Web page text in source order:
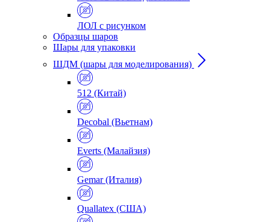
ЛОЛ с рисунком
Образцы шаров
Шары для упаковки
ШДМ (шары для моделирования)
512 (Китай)
Decobal (Вьетнам)
Everts (Малайзия)
Gemar (Италия)
Quallatex (США)